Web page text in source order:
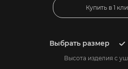
Выбрать размер
Высота изделия с
Купить в 1